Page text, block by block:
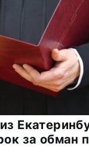
за обман